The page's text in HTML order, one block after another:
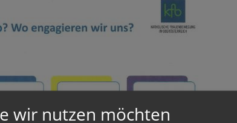
wir nutzen möchten